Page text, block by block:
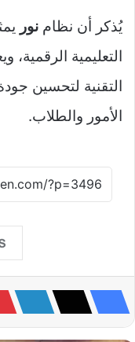
يُذكر أن نظام نور
التعليمية
التقنية لتحسين
الأمور والطلاب.